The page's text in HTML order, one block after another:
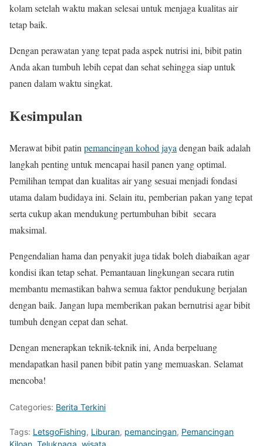
kolam setelah waktu makan selesai untuk menjaga kualitas air
tetap baik.
Dengan perawatan yang tepat pada aspek nutrisi ini, bibit patin
Anda akan tumbuh lebih cepat dan sehat sehingga siap untuk
panen dalam waktu singkat.
Kesimpulan
Merawat bibit patin pemancingan kohod jaya dengan baik adalah
langkah penting untuk mencapai hasil panen yang optimal.
Pemilihan tempat dan kualitas air yang sesuai menjadi fondasi
utama dalam budidaya ini. Selain itu, pemberian pakan yang tepat
serta cukup akan mendukung pertumbuhan bibit secara
maksimal.
Pengendalian hama dan penyakit juga tidak boleh diabaikan agar
kondisi ikan tetap sehat. Pemantauan lingkungan secara rutin
membantu memastikan bahwa semua faktor pendukung berjalan
dengan baik. Jangan lupa memberikan pakan bernutrisi agar bibit
tumbuh dengan cepat dan sehat.
Dengan menerapkan teknik-teknik ini, Anda berpeluang
mendapatkan hasil panen bibit patin yang memuaskan. Selamat
mencoba!
Categories: Berita Terkini
Tags: LetsgoFishing, Liburan, pemancingan, Pemancingan